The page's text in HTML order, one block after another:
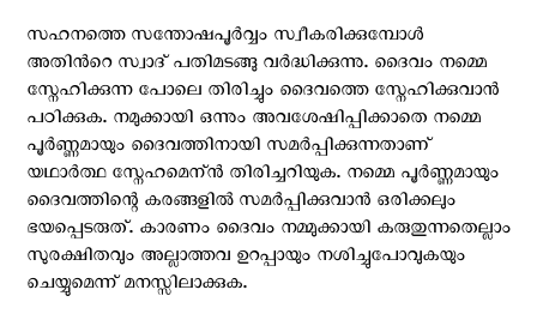
സഹനത്തെ സന്തോഷപൂര്‍വ്വം സ്വീകരിക്കുമ്പോള്‍
അതിന്‍റെ സ്വാദ് പതിമടങ്ങു വര്‍ദ്ധിക്കുന്നു. ദൈവം നമ്മെ
സ്നേഹിക്കുന്ന പോലെ തിരിച്ചും ദൈവത്തെ സ്നേഹിക്കുവാന്‍
പഠിക്കുക. നമുക്കായി ഒന്നും അവശേഷിപ്പിക്കാതെ നമ്മെ
പൂര്‍ണ്ണമായും ദൈവത്തിനായി സമര്‍പ്പിക്കുന്നതാണ്
യഥാര്‍ത്ഥ സ്നേഹമെന്ന്‍ തിരിച്ചറിയുക. നമ്മെ പൂര്‍ണ്ണമായും
ദൈവത്തിന്റെ കരങ്ങളില്‍ സമര്‍പ്പിക്കുവാന്‍ ഒരിക്കലും
ഭയപ്പെടരുത്‌. കാരണം ദൈവം നമ്മുക്കായി കരുതുന്നതെല്ലാം
സുരക്ഷിതവും അല്ലാത്തവ ഉറപ്പായും നശിച്ചുപോവുകയും
ചെയ്യുമെന്ന് മനസ്സിലാക്കുക.